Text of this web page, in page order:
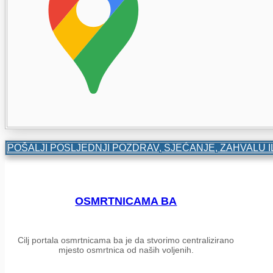
POŠALJI POSLJEDNJI POZDRAV, SJEĆANJE, ZAHVALU
OSMRTNICAMA BA
Cilj portala osmrtnicama ba je da stvorimo centralizirano
mjesto osmrtnica od naših voljenih.